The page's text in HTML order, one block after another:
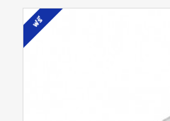
ฟรี